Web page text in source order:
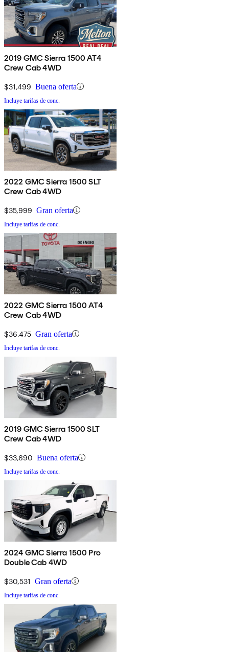
2019 GMC Sierra 1500 AT4
Crew Cab 4WD
$31,499 Buena oferta
Incluye tarifas de conc.
2022 GMC Sierra 1500 SLT
Crew Cab 4WD
$35,999 Gran oferta
Incluye tarifas de conc.
2022 GMC Sierra 1500 AT4
Crew Cab 4WD
$36,475 Gran oferta
Incluye tarifas de conc.
2019 GMC Sierra 1500 SLT
Crew Cab 4WD
$33,690 Buena oferta
Incluye tarifas de conc.
2024 GMC Sierra 1500 Pro
Double Cab 4WD
$30,531 Gran oferta
Incluye tarifas de conc.